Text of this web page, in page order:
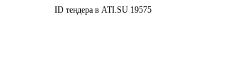
ID тендера в ATI.SU 19575